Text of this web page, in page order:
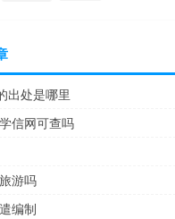
出处是哪里
信网可查吗
游吗
编制